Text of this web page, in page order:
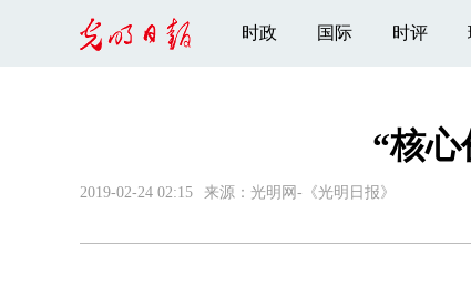
时政 国际 时评
“核
2019-02-24 02:15 来源： 光明网-《光明日报》